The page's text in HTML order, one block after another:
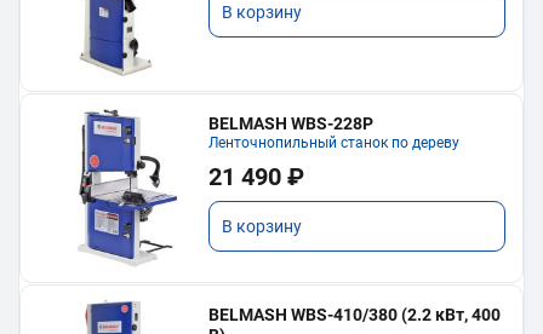
В корзину
BELMASH WBS-228P
Ленточнопильный станок по дереву
21 490 ₽
В корзину
BELMASH WBS-410/380 (2.2 кВт, 400